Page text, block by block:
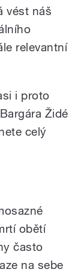
vést náš
relevantní
i proto
Židé
celý
obětí
často
na sebe